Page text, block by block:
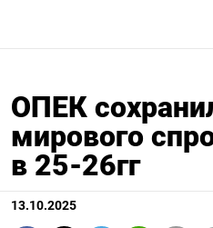
ОПЕК
мирового
в 25-26гг
13.10.2025